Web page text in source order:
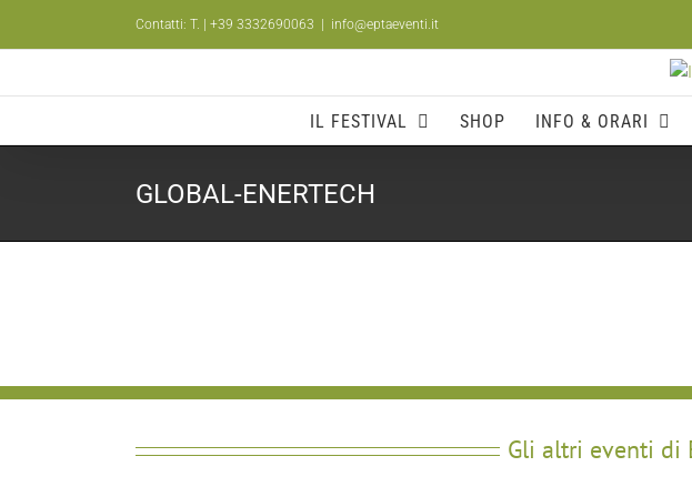
Contatti: T. | +39 3332690063 info@eptaeventi.it
IL FESTIVAL SHOP INFO & ORARI
GLOBAL-ENERTECH
Gli altri eventi di